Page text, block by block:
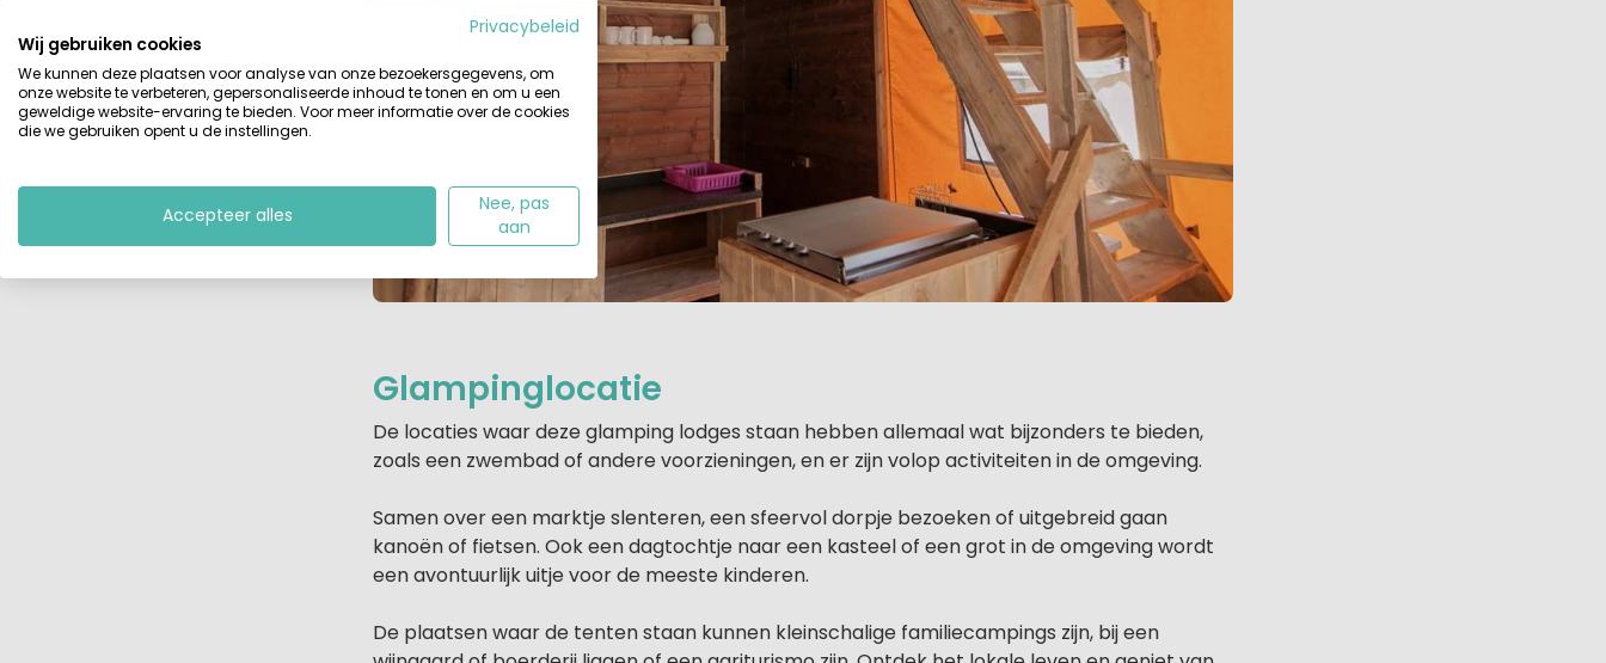
Glampinglocatie
De locaties waar deze glamping lodges staan hebben allemaal wat bijzonders te bieden,
zoals een zwembad of andere voorzieningen, en er zijn volop activiteiten in de omgeving.
Samen over een marktje slenteren, een sfeervol dorpje bezoeken of uitgebreid gaan
kanoën of fietsen. Ook een dagtochtje naar een kasteel of een grot in de omgeving wordt
een avontuurlijk uitje voor de meeste kinderen.
De plaatsen waar de tenten staan kunnen kleinschalige familiecampings zijn, bij een
Privacybeleid
Wij gebruiken cookies
We kunnen deze plaatsen voor analyse van onze bezoekersgegevens, om
onze website te verbeteren, gepersonaliseerde inhoud te tonen en om u een
geweldige website-ervaring te bieden. Voor meer informatie over de cookies
die we gebruiken opent u de instellingen.
Accepteer alles
Nee, pas
aan